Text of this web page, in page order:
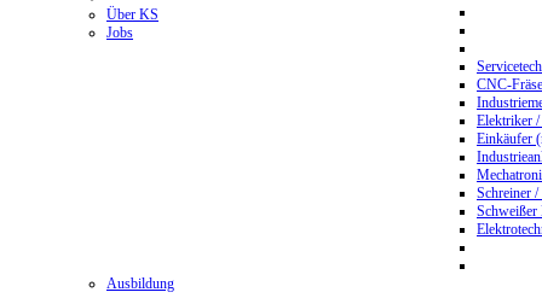
Über KS
Jobs
CNC-
Elektriker
Einkäufer
Schreiner
Ausbildung